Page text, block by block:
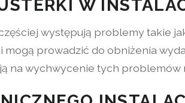
W
występują problemy takie
mogą prowadzić do obniżenia
na wychwycenie tych problemów